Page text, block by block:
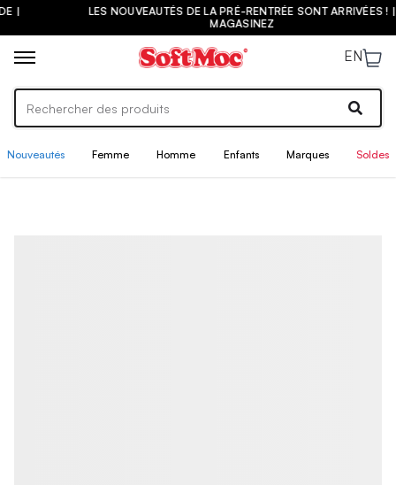
LES NOUVEAUTÉS DE LA PRÉ-RENTRÉE SONT ARRIVÉES ! |
MAGASINEZ
EN
Nouveautés Femme Homme Enfants Marques Soldes